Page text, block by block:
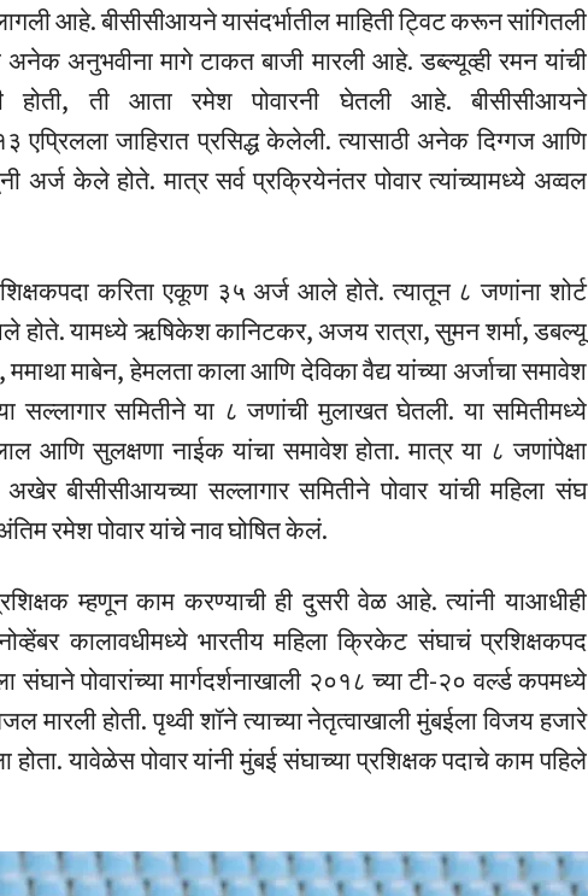
आहे. बीसीसीआयने यासंदर्भातील माहिती ट्विट करून सांगितली
अनेक अनुभवीना मागे टाकत बाजी मारली आहे. डब्ल्यूव्ही रमन यांची
होती, ती आता रमेश पोवारनी घेतली आहे. बीसीसीआयने
एप्रिलला जाहिरात प्रसिद्ध केलेली. त्यासाठी अनेक दिग्गज आणि
अर्ज केले होते. मात्र सर्व प्रक्रियेनंतर पोवार त्यांच्यामध्ये अव्वल
करिता एकूण ३५ अर्ज आले होते. त्यातून ८ जणांना शोर्ट
होते. यामध्ये ऋषिकेश कानिटकर, अजय रात्रा, सुमन शर्मा, डबल्यू
ममाथा माबेन, हेमलता काला आणि देविका वैद्य यांच्या अर्जाचा समावेश
सल्लागार समितीने या ८ जणांची मुलाखत घेतली. या समितीमध्ये
आणि सुलक्षणा नाईक यांचा समावेश होता. मात्र या ८ जणांपेक्षा
बीसीसीआयच्या सल्लागार समितीने पोवार यांची महिला संघ
रमेश पोवार यांचे नाव घोषित केलं.
म्हणून काम करण्याची ही दुसरी वेळ आहे. त्यांनी याआधीही
कालावधीमध्ये भारतीय महिला क्रिकेट संघाचं प्रशिक्षकपद
पोवारांच्या मार्गदर्शनाखाली २०१८ च्या टी-२० वर्ल्ड कपमध्ये
मारली होती. पृथ्वी शॉने त्याच्या नेतृत्वाखाली मुंबईला विजय हजारे
यावेळेस पोवार यांनी मुंबई संघाच्या प्रशिक्षक पदाचे काम पहिले